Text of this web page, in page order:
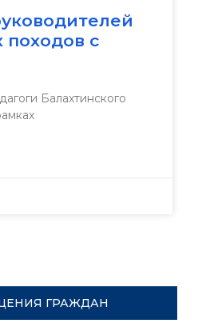
походов с
Балахтинского
ГРАЖДАН